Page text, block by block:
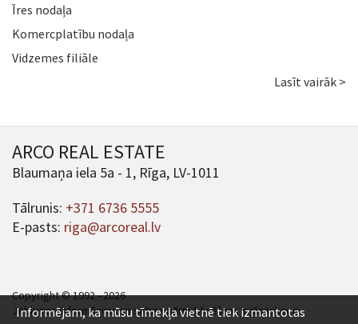
Īres nodaļa
Komercplatību nodaļa
Vidzemes filiāle
Lasīt vairāk >
ARCO REAL ESTATE
Blaumaņa iela 5a - 1, Rīga, LV-1011
Tālrunis: +371 6736 5555
E-pasts: riga@arcoreal.lv
Copyright © 1992 - 2026
Jebkuras informācijas un satura pārpublicēšana ir jāsaskaņo.
Informējam, ka mūsu tīmekļa vietnē tiek izmantotas